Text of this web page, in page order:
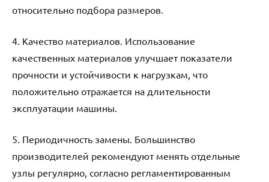
относительно подбора размеров.
4. Качество материалов. Использование
качественных материалов улучшает показатели
прочности и устойчивости к нагрузкам, что
положительно отражается на длительности
эксплуатации машины.
5. Периодичность замены. Большинство
производителей рекомендуют менять отдельные
узлы регулярно, согласно регламентированным